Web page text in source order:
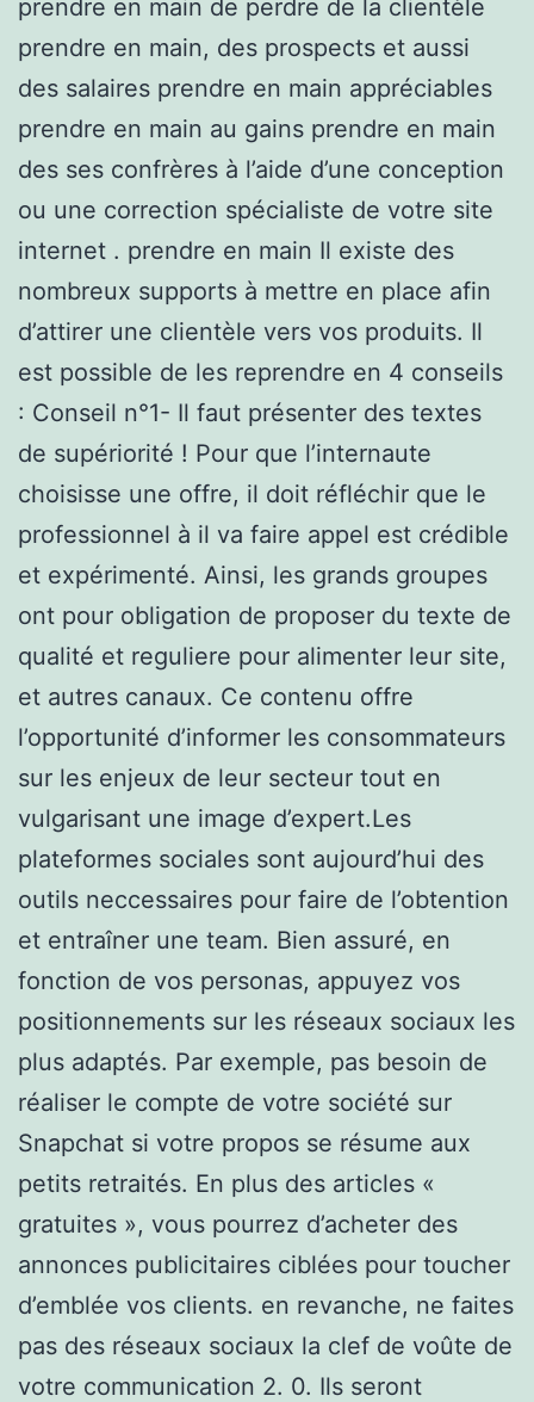
prendre en main de perdre de la clientèle
prendre en main, des prospects et aussi
des salaires prendre en main appréciables
prendre en main au gains prendre en main
des ses confrères à l’aide d’une conception
ou une correction spécialiste de votre site
internet . prendre en main Il existe des
nombreux supports à mettre en place afin
d’attirer une clientèle vers vos produits. Il
est possible de les reprendre en 4 conseils
: Conseil n°1- Il faut présenter des textes
de supériorité ! Pour que l’internaute
choisisse une offre, il doit réfléchir que le
professionnel à il va faire appel est crédible
et expérimenté. Ainsi, les grands groupes
ont pour obligation de proposer du texte de
qualité et reguliere pour alimenter leur site,
et autres canaux. Ce contenu offre
l’opportunité d’informer les consommateurs
sur les enjeux de leur secteur tout en
vulgarisant une image d’expert.Les
plateformes sociales sont aujourd’hui des
outils neccessaires pour faire de l’obtention
et entraîner une team. Bien assuré, en
fonction de vos personas, appuyez vos
positionnements sur les réseaux sociaux les
plus adaptés. Par exemple, pas besoin de
réaliser le compte de votre société sur
Snapchat si votre propos se résume aux
petits retraités. En plus des articles «
gratuites », vous pourrez d’acheter des
annonces publicitaires ciblées pour toucher
d’emblée vos clients. en revanche, ne faites
pas des réseaux sociaux la clef de voûte de
votre communication 2. 0. Ils seront